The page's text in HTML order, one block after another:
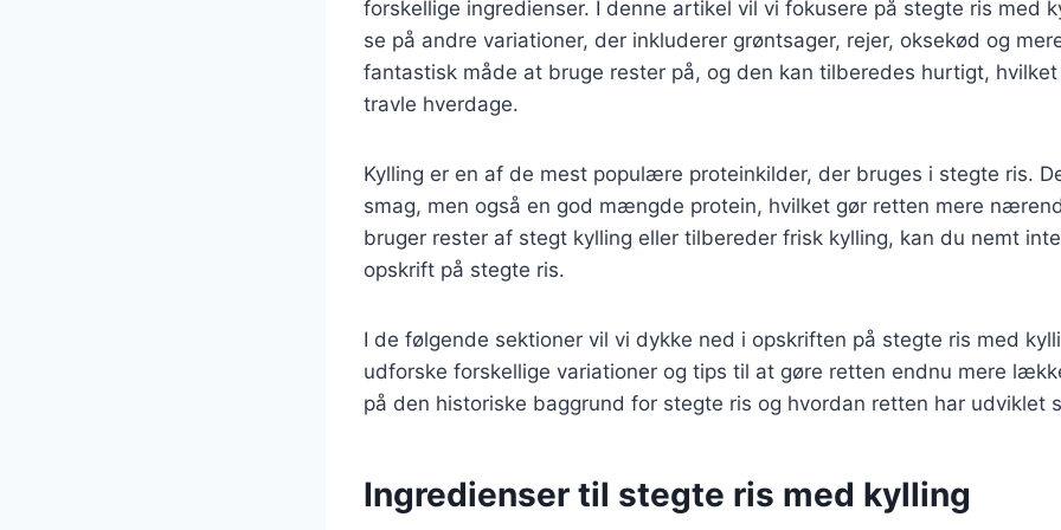
forskellige ingredienser. I denne artikel vil vi fokusere på stegte ris med
se på andre variationer, der inkluderer grøntsager, rejer, oksekød og
fantastisk måde at bruge rester på, og den kan tilberedes hurtigt,
travle hverdage.
Kylling er en af de mest populære proteinkilder, der bruges i stegte ris.
smag, men også en god mængde protein, hvilket gør retten mere
bruger rester af stegt kylling eller tilbereder frisk kylling, kan du nemt
opskrift på stegte ris.
I de følgende sektioner vil vi dykke ned i opskriften på stegte ris med
udforske forskellige variationer og tips til at gøre retten endnu mere
på den historiske baggrund for stegte ris og hvordan retten har udviklet
Ingredienser til stegte ris med kylling